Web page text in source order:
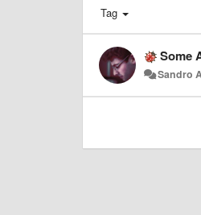
Tag
Some
Sandro